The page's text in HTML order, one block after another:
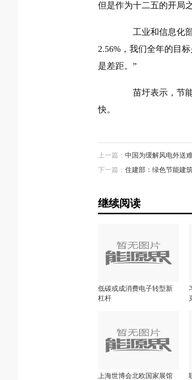
但是作为十二五的开局
工业和信息化部
2.56%，我们全年的目
是差距。”
苗圩表示，节能
快。
上一篇： 中国为缓解风电外送
下一篇： 住建部：绿色节能建
继续阅读
低碳或成消费电子转型新
杠杆
上海世博会北欧国家展馆